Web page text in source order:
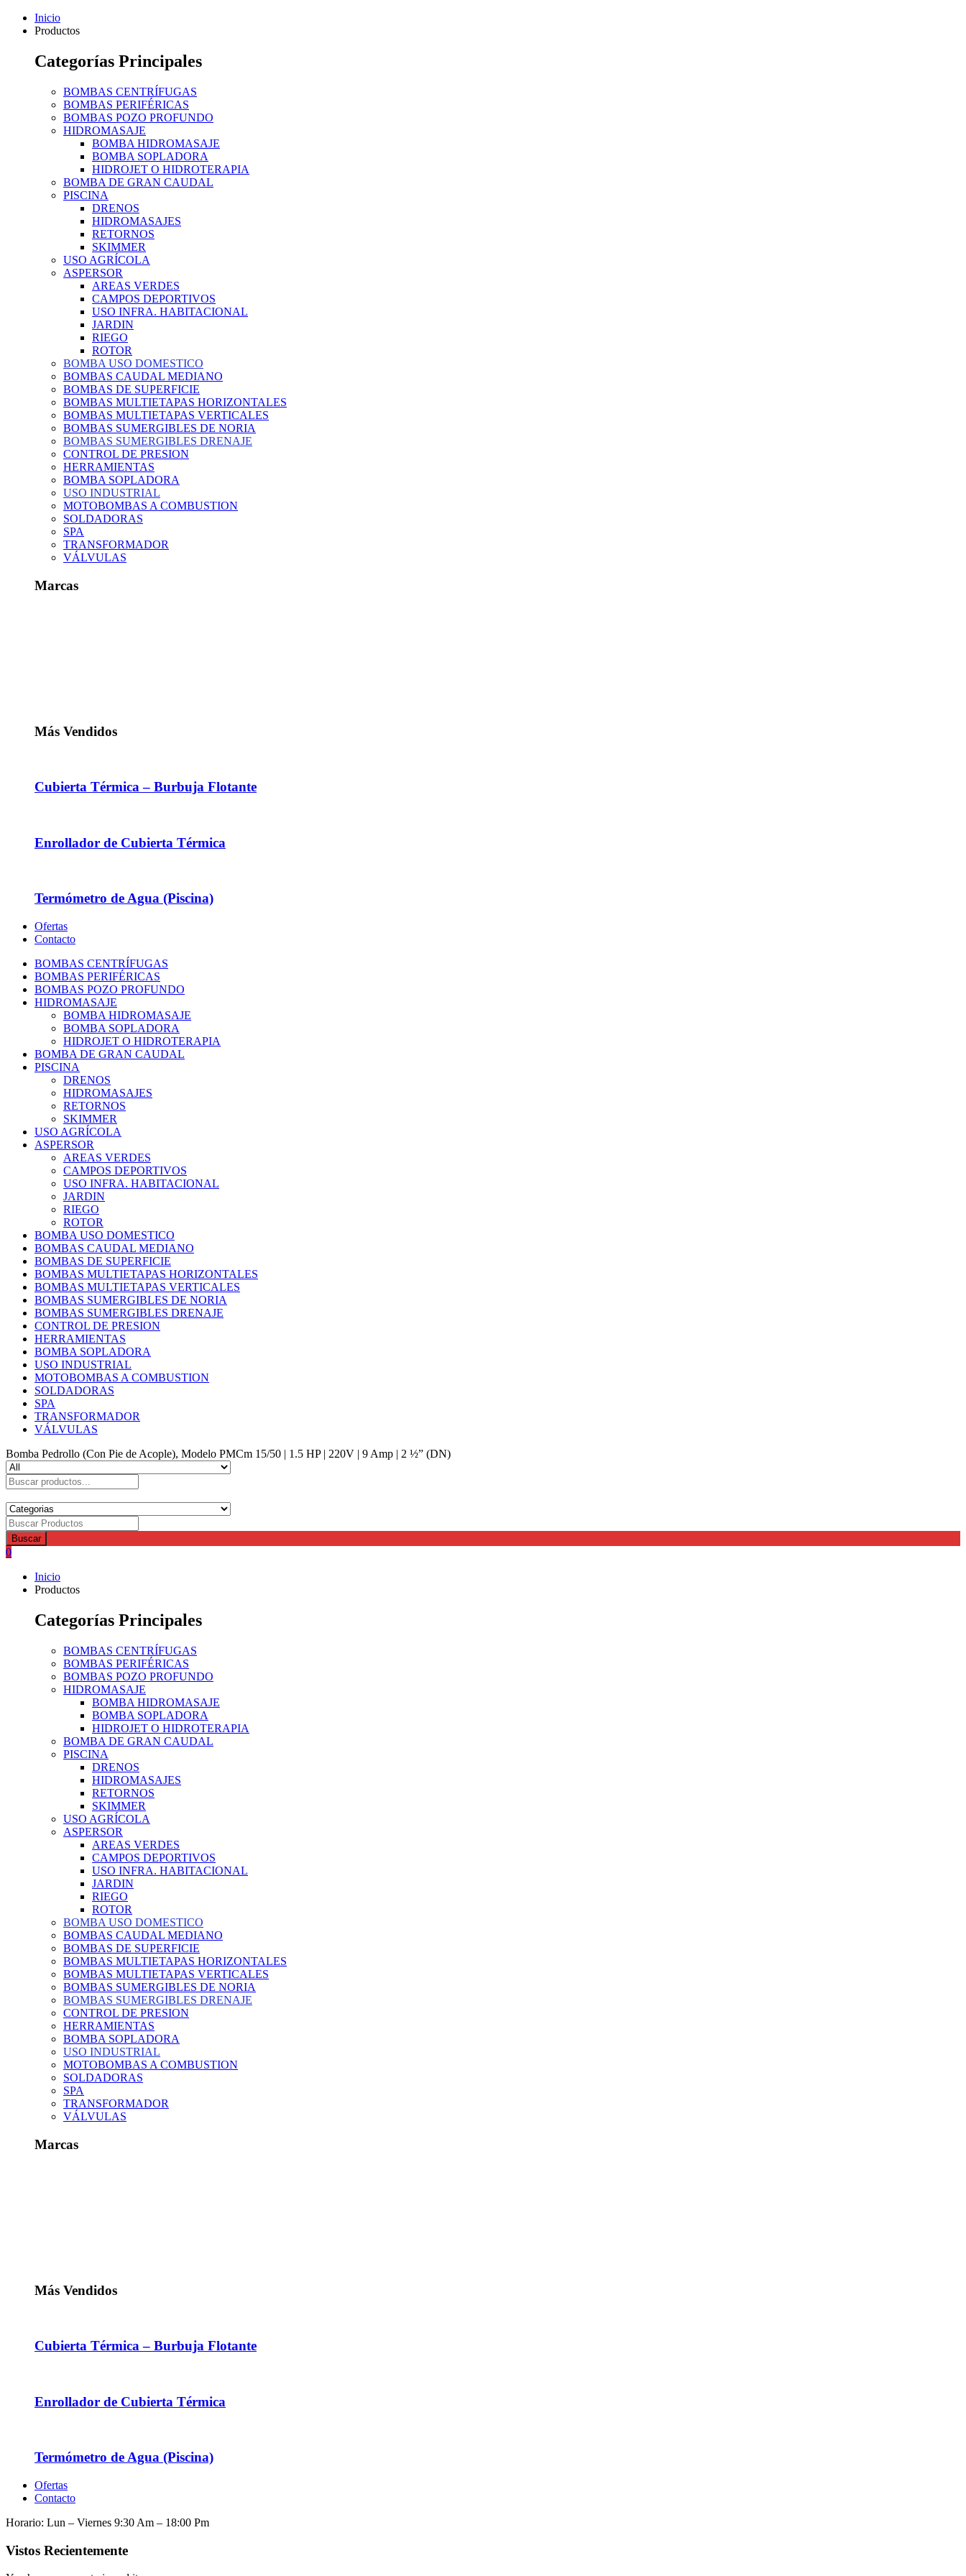
Inicio
Productos
Categorías Principales
BOMBAS CENTRÍFUGAS
BOMBAS PERIFÉRICAS
BOMBAS POZO PROFUNDO
HIDROMASAJE
BOMBA HIDROMASAJE
BOMBA SOPLADORA
HIDROJET O HIDROTERAPIA
BOMBA DE GRAN CAUDAL
PISCINA
DRENOS
HIDROMASAJES
RETORNOS
SKIMMER
USO AGRÍCOLA
ASPERSOR
AREAS VERDES
CAMPOS DEPORTIVOS
USO INFRA. HABITACIONAL
JARDIN
RIEGO
ROTOR
BOMBA USO DOMESTICO
BOMBAS CAUDAL MEDIANO
BOMBAS DE SUPERFICIE
BOMBAS MULTIETAPAS HORIZONTALES
BOMBAS MULTIETAPAS VERTICALES
BOMBAS SUMERGIBLES DE NORIA
BOMBAS SUMERGIBLES DRENAJE
CONTROL DE PRESION
HERRAMIENTAS
BOMBA SOPLADORA
USO INDUSTRIAL
MOTOBOMBAS A COMBUSTION
SOLDADORAS
SPA
TRANSFORMADOR
VÁLVULAS
Marcas
Más Vendidos
Cubierta Térmica – Burbuja Flotante
Enrollador de Cubierta Térmica
Termómetro de Agua (Piscina)
Ofertas
Contacto
BOMBAS CENTRÍFUGAS
BOMBAS PERIFÉRICAS
BOMBAS POZO PROFUNDO
HIDROMASAJE
BOMBA HIDROMASAJE
BOMBA SOPLADORA
HIDROJET O HIDROTERAPIA
BOMBA DE GRAN CAUDAL
PISCINA
DRENOS
HIDROMASAJES
RETORNOS
SKIMMER
USO AGRÍCOLA
ASPERSOR
AREAS VERDES
CAMPOS DEPORTIVOS
USO INFRA. HABITACIONAL
JARDIN
RIEGO
ROTOR
BOMBA USO DOMESTICO
BOMBAS CAUDAL MEDIANO
BOMBAS DE SUPERFICIE
BOMBAS MULTIETAPAS HORIZONTALES
BOMBAS MULTIETAPAS VERTICALES
BOMBAS SUMERGIBLES DE NORIA
BOMBAS SUMERGIBLES DRENAJE
CONTROL DE PRESION
HERRAMIENTAS
BOMBA SOPLADORA
USO INDUSTRIAL
MOTOBOMBAS A COMBUSTION
SOLDADORAS
SPA
TRANSFORMADOR
VÁLVULAS
Bomba Pedrollo (Con Pie de Acople), Modelo PMCm 15/50 | 1.5 HP | 220V | 9 Amp | 2 ½” (DN)
Buscar
0
Inicio
Productos
Categorías Principales
BOMBAS CENTRÍFUGAS
BOMBAS PERIFÉRICAS
BOMBAS POZO PROFUNDO
HIDROMASAJE
BOMBA HIDROMASAJE
BOMBA SOPLADORA
HIDROJET O HIDROTERAPIA
BOMBA DE GRAN CAUDAL
PISCINA
DRENOS
HIDROMASAJES
RETORNOS
SKIMMER
USO AGRÍCOLA
ASPERSOR
AREAS VERDES
CAMPOS DEPORTIVOS
USO INFRA. HABITACIONAL
JARDIN
RIEGO
ROTOR
BOMBA USO DOMESTICO
BOMBAS CAUDAL MEDIANO
BOMBAS DE SUPERFICIE
BOMBAS MULTIETAPAS HORIZONTALES
BOMBAS MULTIETAPAS VERTICALES
BOMBAS SUMERGIBLES DE NORIA
BOMBAS SUMERGIBLES DRENAJE
CONTROL DE PRESION
HERRAMIENTAS
BOMBA SOPLADORA
USO INDUSTRIAL
MOTOBOMBAS A COMBUSTION
SOLDADORAS
SPA
TRANSFORMADOR
VÁLVULAS
Marcas
Más Vendidos
Cubierta Térmica – Burbuja Flotante
Enrollador de Cubierta Térmica
Termómetro de Agua (Piscina)
Ofertas
Contacto
Horario: Lun – Viernes 9:30 Am – 18:00 Pm
Vistos Recientemente